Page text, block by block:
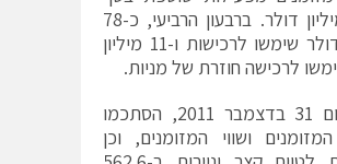
53.3 מיליון דולר. ברבעון הרביעי, כ-78
מיליון דולר שימשו לרכישות ו-11 מיליון
לרכישה חוזרת של מניות.
נכון ליום 31 בדצמבר 2011, הסתכמו
ושווי המזומנים, וכן